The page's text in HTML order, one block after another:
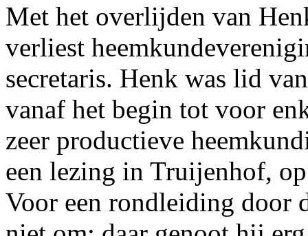
Met het overlijden van
verliest
secretaris. Henk was lid
vanaf het begin tot voor
zeer productieve
een lezing in Truijenhof,
Voor een rondleiding door